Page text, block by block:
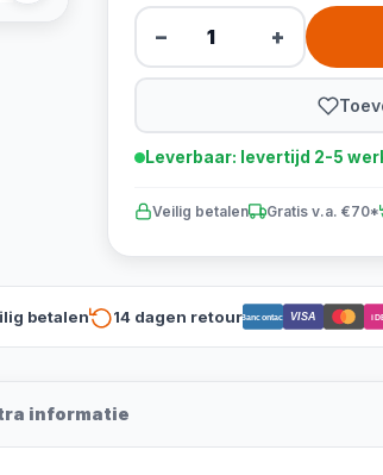
− +
Leverbaar: levertijd 2-5
Veilig betalen Gratis v.a. €70*
betalen 14 dagen retourBancontact VISA
informatie